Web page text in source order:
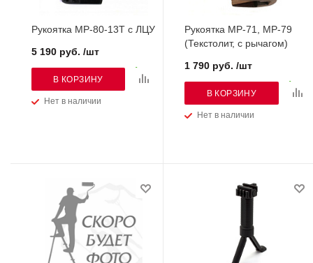
Рукоятка МР-80-13Т с ЛЦУ
Нет в наличии
5 190 руб. /шт
В КОРЗИНУ
Рукоятка МР-71, МР-79
(Текстолит, с рычагом)
Нет в наличии
1 790 руб. /шт
В КОРЗИНУ